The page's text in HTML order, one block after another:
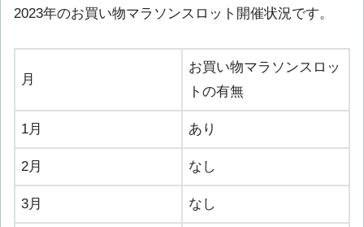
2023年のお買い物マラソンスロット開催状況です。
月
お買い物マラソンスロッ
トの有無
1月 あり
2月 なし
3月 なし